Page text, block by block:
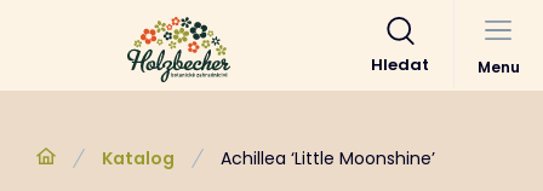
Hledat Menu
Katalog Achillea ‘Little Moonshine’